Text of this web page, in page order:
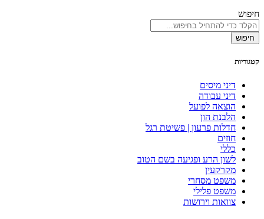
חיפוש
חיפוש
קטגוריות
דיני מיסים
דיני עבודה
הוצאה לפועל
הלבנת הון
חדלות פרעון | פשיטת רגל
חוזים
כללי
לשון הרע ופגיעה בשם הטוב
מקרקעין
משפט מסחרי
משפט פלילי
צוואות וירושות